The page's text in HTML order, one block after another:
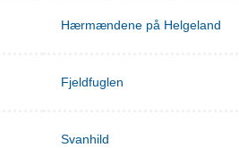
Hærmændene på Helgeland
Fjeldfuglen
Svanhild